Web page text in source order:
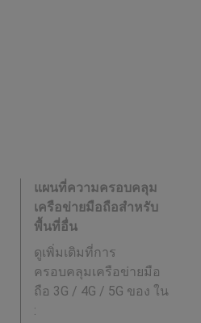
แผนที่ความครอบคลุม
เครือข่ายมือถือสำหรับ
พื้นที่อื่น
ดูเพิ่มเติมที่การ
ครอบคลุมเครือข่ายมือ
ถือ 3G / 4G / 5G ของ ใน
: